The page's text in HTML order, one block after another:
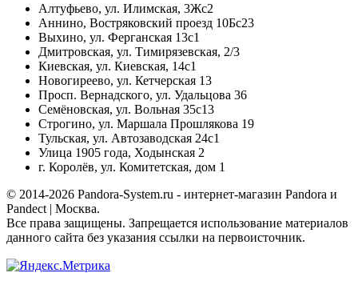
Алтуфьево, ул. Илимская, 3Жс2
Аннино, Востряковский проезд 10Бс23
Выхино, ул. Ферганская 13с1
Дмитровская, ул. Тимирязевская, 2/3
Киевская, ул. Киевская, 14с1
Новогиреево, ул. Кетчерская 13
Просп. Вернадского, ул. Удальцова 36
Семёновская, ул. Вольная 35с13
Строгино, ул. Маршала Прошлякова 19
Тульская, ул. Автозаводская 24с1
Улица 1905 года, Ходынская 2
г. Королёв, ул. Комитетская, дом 1
© 2014-2026 Pandora-System.ru - интернет-магазин Pandora и
Pandect | Москва.
Все права защищены. Запрещается использование материалов
данного сайта без указания ссылки на первоисточник.